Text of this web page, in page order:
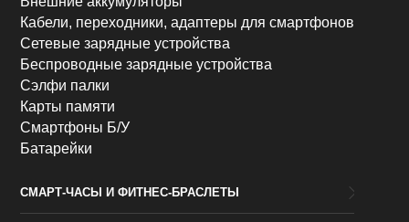
Кабели, переходники, адаптеры для смартфонов
Сетевые зарядные устройства
Беспроводные зарядные устройства
Сэлфи палки
Карты памяти
Смартфоны Б/У
Батарейки
СМАРТ-ЧАСЫ И ФИТНЕС-БРАСЛЕТЫ